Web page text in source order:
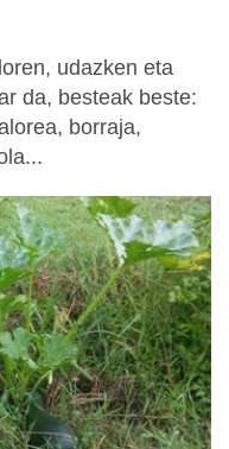
udazken eta
da, besteak beste:
borraja,